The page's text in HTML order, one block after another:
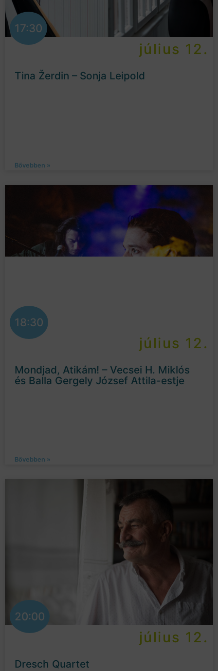
17:30
július 12.
Tina Žerdin – Sonja Leipold
Bővebben »
18:30
július 12.
Mondjad, Atikám! – Vecsei H. Miklós
és Balla Gergely József Attila-estje
Bővebben »
20:00
július 12.
Dresch Quartet